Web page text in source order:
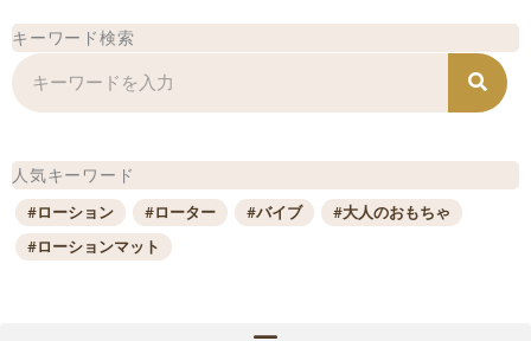
キーワード検索
検
索
人気キーワード
#ローション #ローター #バイブ
#大人のおもちゃ
#ローションマット